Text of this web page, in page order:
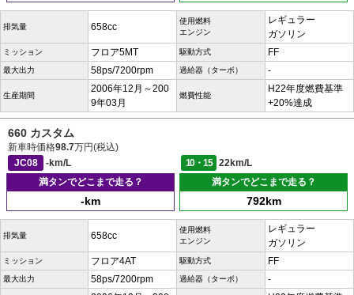
排気量 658cc
使用燃料
エンジン
レギュラー
ガソリン
ミッション フロア5MT 駆動方式 FF
最大出力 58ps/7200rpm 過給器（ターボ） -
生産期間
2006年12月～200
9年03月
燃費性能
H22年度燃費基準
+20%達成
660 カスタム
新車時価格98.7万円(税込)
JC08
-km/L 10・15
22km/L
満タンでどこまで走る？
-km
満タンでどこまで走る？
792km
排気量 658cc
使用燃料
エンジン
レギュラー
ガソリン
ミッション フロア4AT 駆動方式 FF
最大出力 58ps/7200rpm 過給器（ターボ）
-